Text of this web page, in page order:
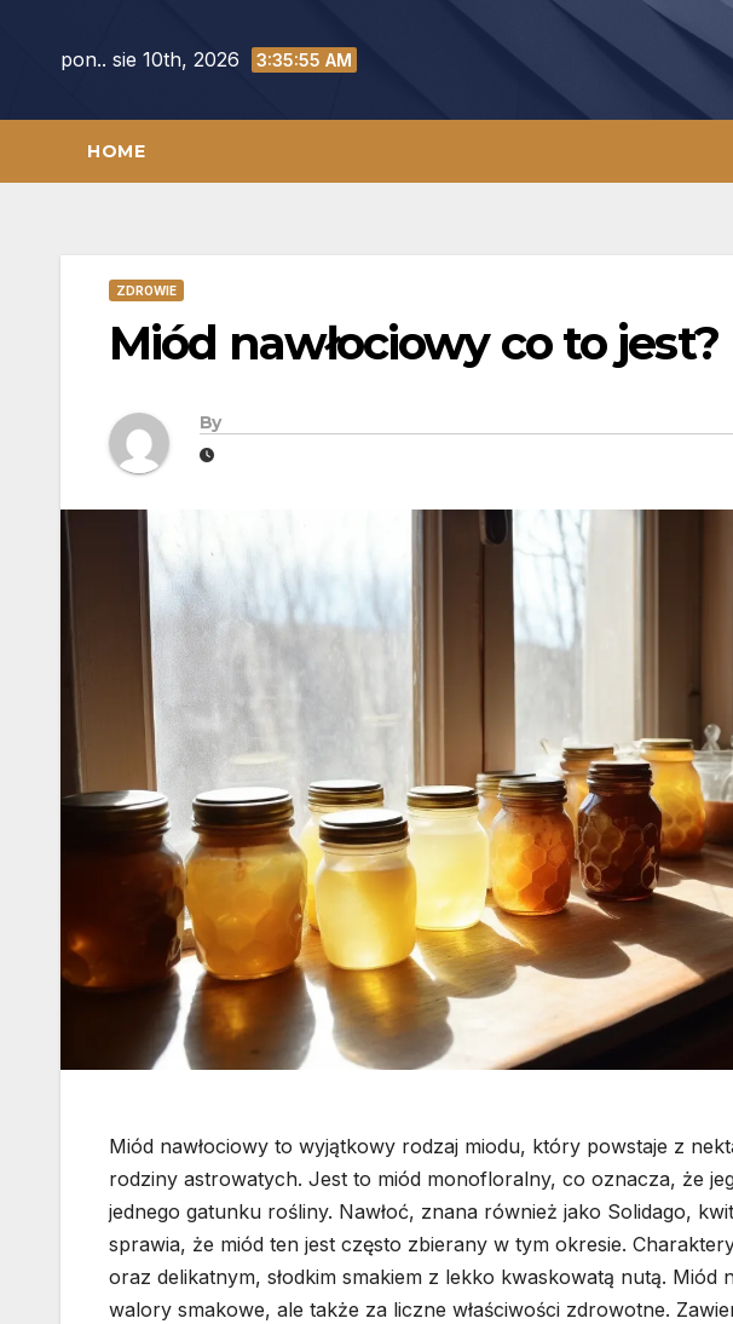
pon.. sie 10th, 2026 3:35:56 AM
HOME
ZDROWIE
Miód nawłociowy co to jest?
By
Miód nawłociowy to wyjątkowy rodzaj miodu, który powstaje z
rodziny astrowatych. Jest to miód monofloralny, co oznacza, że
jednego gatunku rośliny. Nawłoć, znana również jako Solidago,
sprawia, że miód ten jest często zbierany w tym okresie.
oraz delikatnym, słodkim smakiem z lekko kwaskowatą nutą. Miód
walory smakowe, ale także za liczne właściwości zdrowotne.